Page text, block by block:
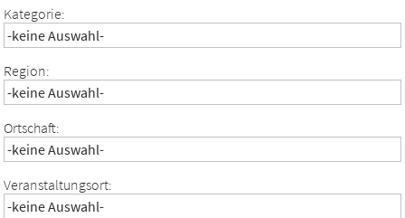
Kategorie:
Region:
Ortschaft:
Veranstaltungsort: